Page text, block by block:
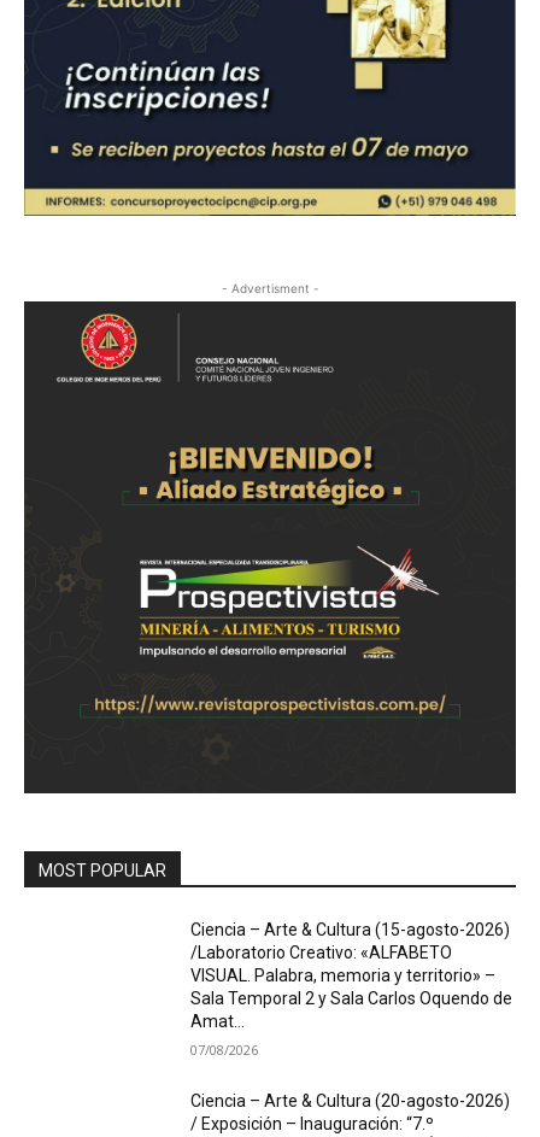
- Advertisment -
MOST POPULAR
Ciencia – Arte & Cultura (15-agosto-2026)
/Laboratorio Creativo: «ALFABETO
VISUAL. Palabra, memoria y territorio» –
Sala Temporal 2 y Sala Carlos Oquendo de
Amat...
07/08/2026
Ciencia – Arte & Cultura (20-agosto-2026)
/ Exposición – Inauguración: “7.º